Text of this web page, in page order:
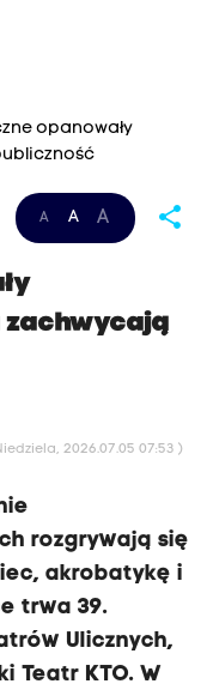
opanowały
A A A share
zachwycają
2026.07.05 07:53 )
rozgrywają się
akrobatykę i
trwa 39.
Ulicznych,
Teatr KTO. W